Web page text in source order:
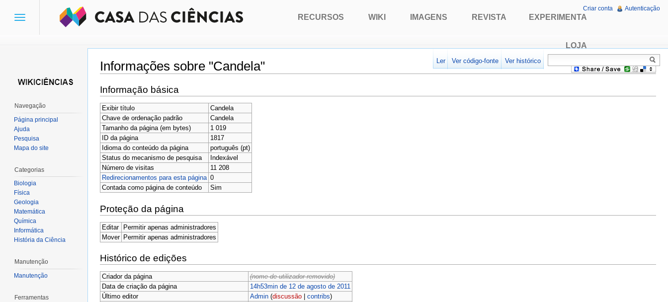
Informações sobre "Candela"
Ir para:navegação,pesquisa
Informação básica
Exibir título
Candela
Chave de ordenação padrão
Candela
Tamanho da página (em bytes)
1 019
ID da página
1817
Idioma do conteúdo da página
português (pt)
Status do mecanismo de pesquisa
Indexável
Número de visitas
11 208
Redirecionamentos para esta página 0
Contada como página de conteúdo
Sim
Proteção da página
Editar
Permitir apenas administradores
Mover Permitir apenas administradores
Histórico de edições
Criador da página
(nome de utilizador removido)
Data de criação da página
14h53min de 12 de agosto de 2011
Último editor
Admin (discussão| contribs)
Toggle
RECURSOS WIKI IMAGENS REVISTA EXPERIMENTA
LOJA
Criar conta Autenticação
Ler Ver código-fonte Ver histórico
Navegação
Página principal
Ajuda
Pesquisa
Mapa do site
Categorias
Biologia
Física
Geologia
Matemática
Química
Informática
História da Ciência
Manutenção
Manutenção
Ferramentas